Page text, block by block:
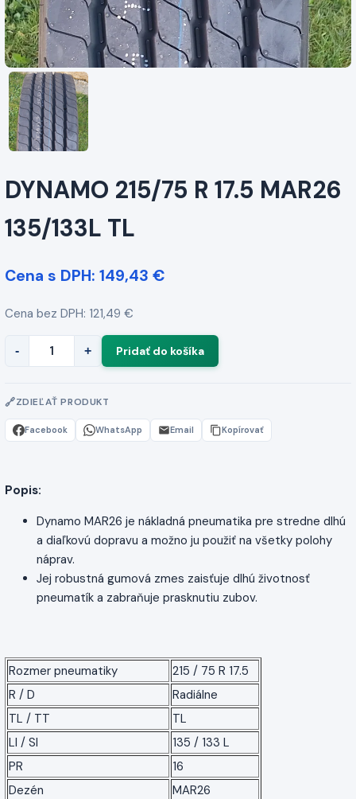
DYNAMO 215/75 R 17.5 MAR26
135/133L TL
Cena s DPH: 149,43 €
Cena bez DPH: 121,49 €
- +
ZDIEĽAŤ PRODUKT
Facebook WhatsApp Email Kopírovať
Popis:
Dynamo MAR26 je nákladná pneumatika pre stredne dlhú
a diaľkovú dopravu a možno ju použiť na všetky polohy
náprav.
Jej robustná gumová zmes zaisťuje dlhú životnosť
pneumatík a zabraňuje prasknutiu zubov.
Rozmer pneumatiky
215 / 75 R 17.5
R / D
Radiálne
TL / TT
TL
LI / SI
135 / 133 L
PR
16
Dezén
MAR26